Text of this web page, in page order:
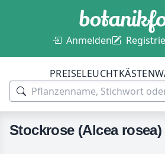
Anmelden
PREISELEUCHTKÄSTEN
Stockrose (Alcea rosea)